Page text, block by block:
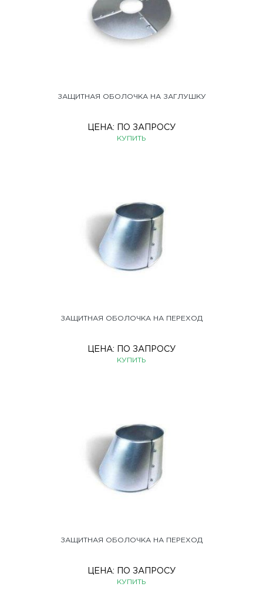
ЗАЩИТНАЯ ОБОЛОЧКА НА ЗАГЛУШКУ
ЦЕНА: ПО ЗАПРОСУ
КУПИТЬ
ЗАЩИТНАЯ ОБОЛОЧКА НА ПЕРЕХОД
ЦЕНА: ПО ЗАПРОСУ
КУПИТЬ
ЗАЩИТНАЯ ОБОЛОЧКА НА ПЕРЕХОД
ЦЕНА: ПО ЗАПРОСУ
КУПИТЬ